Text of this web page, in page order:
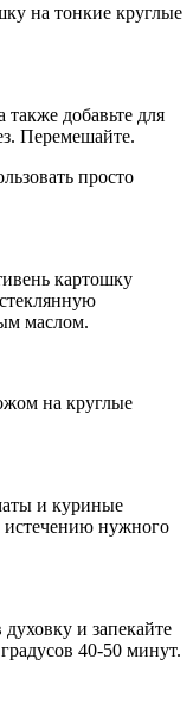
на тонкие круглые
добавьте для
Перемешайте.
просто
картошку
маслом.
на круглые
и куриные
истечению нужного
и запекайте
40-50 минут.